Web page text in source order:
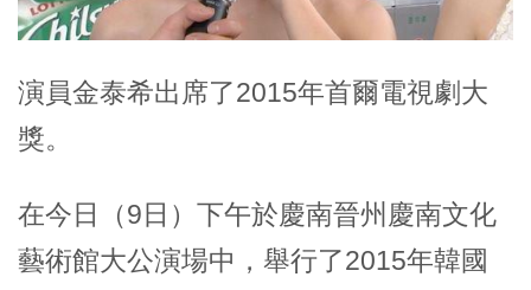
演員金泰希出席了2015年首爾電視劇大
獎。
在今日（9日）下午於慶南晉州慶南文化
藝術館大公演場中，舉行了2015年韓國